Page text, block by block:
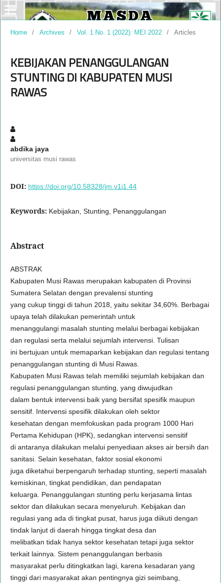
Home / Archives / Vol. 1 No. 1 (2022): MEI 2022 / Articles
KEBIJAKAN PENANGGULANGAN
STUNTING DI KABUPATEN MUSI
RAWAS
abdika jaya
universitas musi rawas
DOI: https://doi.org/10.58328/jm.v1i1.44
Keywords: Kebijakan, Stunting, Penanggulangan
Abstract
ABSTRAK
Kabupaten Musi Rawas merupakan kabupaten di Provinsi
Sumatera Selatan dengan prevalensi stunting
yang cukup tinggi di tahun 2018, yaitu sekitar 34,60%. Berbagai
upaya telah dilakukan pemerintah untuk
menanggulangi masalah stunting melalui berbagai kebijakan
dan regulasi serta melalui sejumlah intervensi. Tulisan
ini bertujuan untuk memaparkan kebijakan dan regulasi tentang
penanggulangan stunting di Musi Rawas.
Kabupaten Musi Rawas telah memiliki sejumlah kebijakan dan
regulasi penanggulangan stunting, yang diwujudkan
dalam bentuk intervensi baik yang bersifat spesifik maupun
sensitif. Intervensi spesifik dilakukan oleh sektor
kesehatan dengan memfokuskan pada program 1000 Hari
Pertama Kehidupan (HPK), sedangkan intervensi sensitif
di antaranya dilakukan melalui penyediaan akses air bersih dan
sanitasi. Selain kesehatan, faktor sosial ekonomi
juga diketahui berpengaruh terhadap stunting, seperti masalah
kemiskinan, tingkat pendidikan, dan pendapatan
keluarga. Penanggulangan stunting perlu kerjasama lintas
sektor dan dilakukan secara menyeluruh. Kebijakan dan
regulasi yang ada di tingkat pusat, harus juga diikuti dengan
tindak lanjut di daerah hingga tingkat desa dan
melibatkan tidak hanya sektor kesehatan tetapi juga sektor
terkait lainnya. Sistem penanggulangan berbasis
masyarakat perlu ditingkatkan lagi, karena kesadaran yang
tinggi dari masyarakat akan pentingnya gizi seimbang,